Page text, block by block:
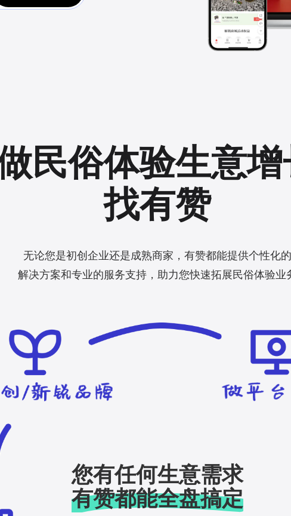
民俗体验生意
找有赞
无论您是初创企业还是成熟商家，有赞都能提供个性化的
解决方案和专业的服务支持，助力您快速拓展民俗体验业
您有任何生意需求
有赞都能全盘搞定